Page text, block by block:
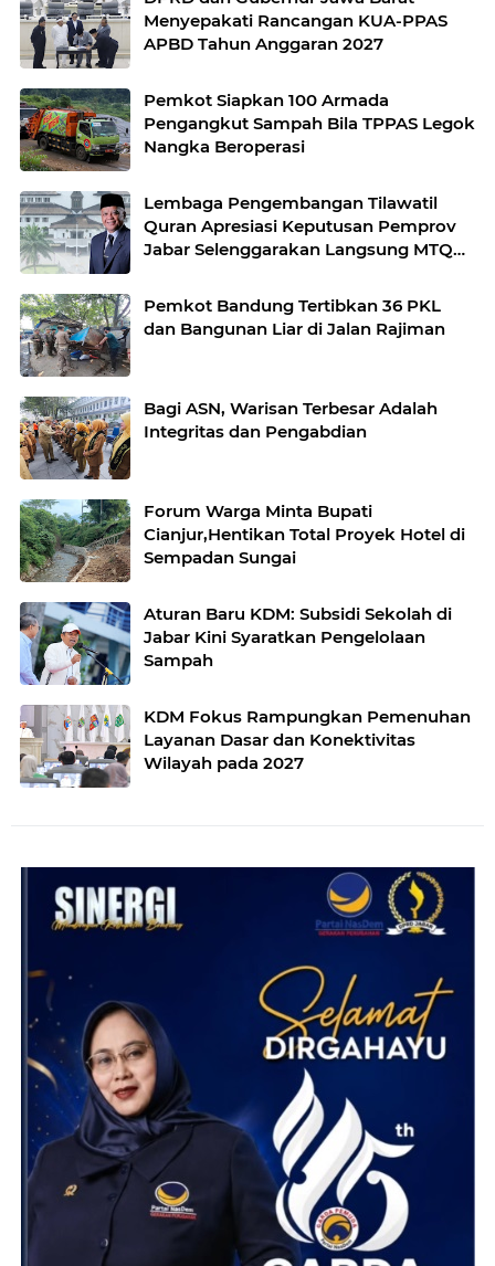
Menyepakati Rancangan KUA-PPAS
APBD Tahun Anggaran 2027
Pemkot Siapkan 100 Armada
Pengangkut Sampah Bila TPPAS Legok
Nangka Beroperasi
Lembaga Pengembangan Tilawatil
Quran Apresiasi Keputusan Pemprov
Jabar Selenggarakan Langsung MTQ
Pemkot Bandung Tertibkan 36 PKL
dan Bangunan Liar di Jalan Rajiman
Bagi ASN, Warisan Terbesar Adalah
Integritas dan Pengabdian
Forum Warga Minta Bupati
Cianjur,Hentikan Total Proyek Hotel di
Sempadan Sungai
Aturan Baru KDM: Subsidi Sekolah di
Jabar Kini Syaratkan Pengelolaan
Sampah
KDM Fokus Rampungkan Pemenuhan
Layanan Dasar dan Konektivitas
Wilayah pada 2027